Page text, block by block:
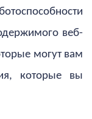
веб-
могут вам
которые вы